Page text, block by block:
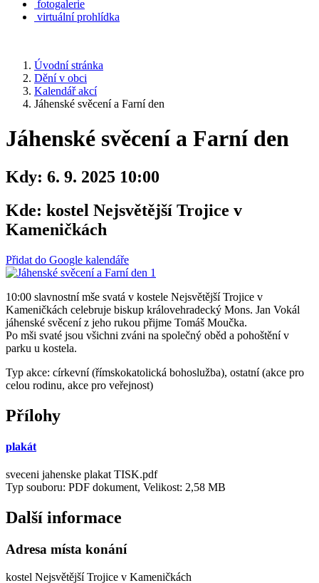
fotogalerie
virtuální prohlídka
Úvodní stránka
Dění v obci
Kalendář akcí
Jáhenské svěcení a Farní den
Jáhenské svěcení a Farní den
Kdy: 6. 9. 2025 10:00
Kde: kostel Nejsvětější Trojice v
Kameničkách
Přidat do Google kalendáře
10:00 slavnostní mše svatá v kostele Nejsvětější Trojice v
Kameničkách celebruje biskup královehradecký Mons. Jan Vokál
jáhenské svěcení z jeho rukou přijme Tomáš Moučka.
Po mši svaté jsou všichni zváni na společný oběd a pohoštění v
parku u kostela.
Typ akce: církevní (římskokatolická bohoslužba), ostatní (akce pro
celou rodinu, akce pro veřejnost)
Přílohy
plakát
sveceni jahenske plakat TISK.pdf
Typ souboru: PDF dokument, Velikost: 2,58 MB
Další informace
Adresa místa konání
kostel Nejsvětější Trojice v Kameničkách